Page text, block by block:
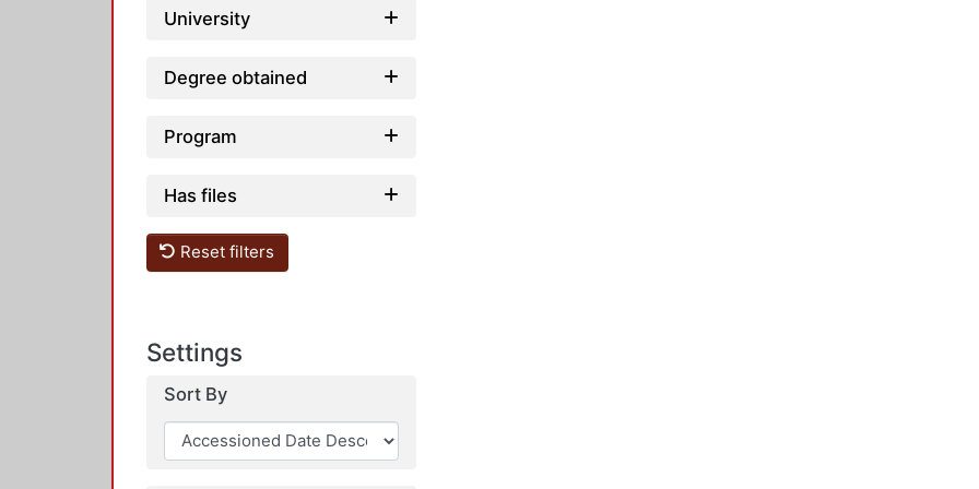
University
Degree obtained
Program
Has files
Reset filters
Settings
Sort By